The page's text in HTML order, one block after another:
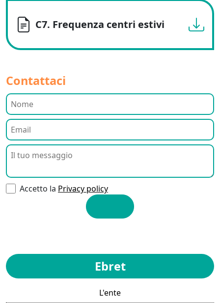
C7. Frequenza centri estivi
Contattaci
Accetto la Privacy policy
Ebret
L'ente